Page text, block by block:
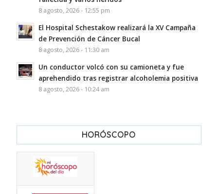
8 agosto, 2026 - 12:55 pm
El Hospital Schestakow realizará la XV Campaña
de Prevención de Cáncer Bucal
8 agosto, 2026 - 11:30 am
Un conductor volcó con su camioneta y fue
aprehendido tras registrar alcoholemia positiva
8 agosto, 2026 - 10:24 am
HORÓSCOPO